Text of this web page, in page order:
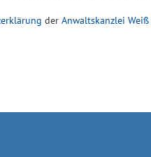
der Anwaltskanzlei